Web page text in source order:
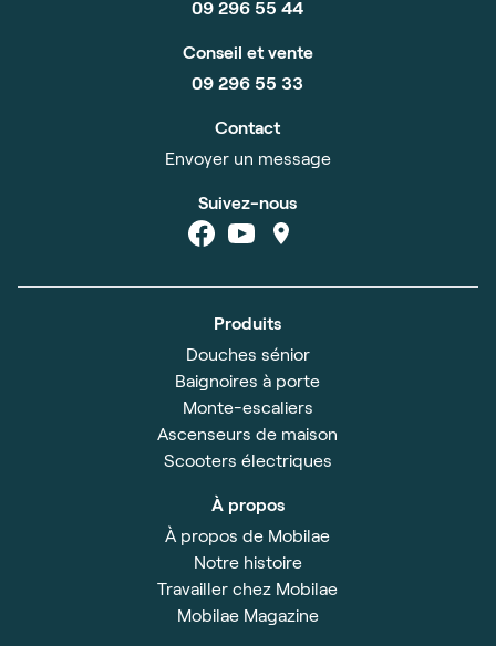
09 296 55 44
Conseil et vente
09 296 55 33
Contact
Envoyer un message
Suivez-nous
Produits
Douches sénior
Baignoires à porte
Monte-escaliers
Ascenseurs de maison
Scooters électriques
À propos
À propos de Mobilae
Notre histoire
Travailler chez Mobilae
Mobilae Magazine